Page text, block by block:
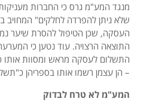
מנגד המע"מ גרס כי החברות
שלא ניתן להפרדה לחלקים" המחויב
העסקה, שכן הטיפול להסרת שיער
התוצאה הרצויה. עוד נטען כי
התשלום לעסקה מראש ומסוות אותו
– הן עצמן רשמו אותו בספריהן
המע"מ לא טרח לבדוק